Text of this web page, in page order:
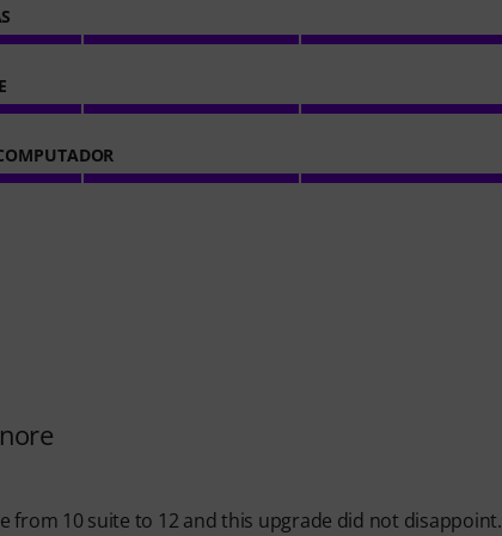
from 10 suite to 12 and this upgrade did not disappoint.